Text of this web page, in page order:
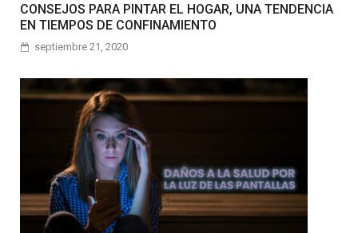
CONSEJOS PARA PINTAR EL HOGAR, UNA TENDENCIA
EN TIEMPOS DE CONFINAMIENTO
septiembre 21, 2020